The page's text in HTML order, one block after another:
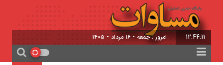
12:44:11 امروز : جمعه - ۱۶ مرداد - ۱۴۰۵